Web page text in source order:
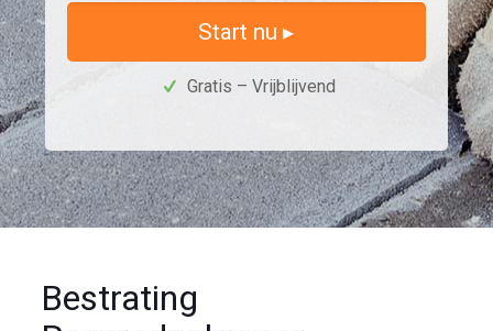
Start nu ▸
Gratis – Vrijblijvend
Bestrating